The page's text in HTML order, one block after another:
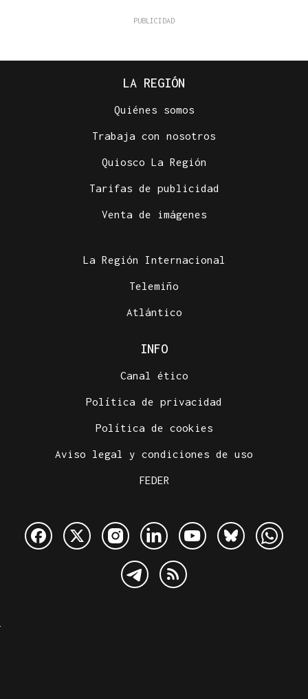
LA REGIÓN
Quiénes somos
Trabaja con nosotros
Quiosco La Región
Tarifas de publicidad
Venta de imágenes
La Región Internacional
Telemiño
Atlántico
INFO
Canal ético
Política de privacidad
Política de cookies
Aviso legal y condiciones de uso
FEDER